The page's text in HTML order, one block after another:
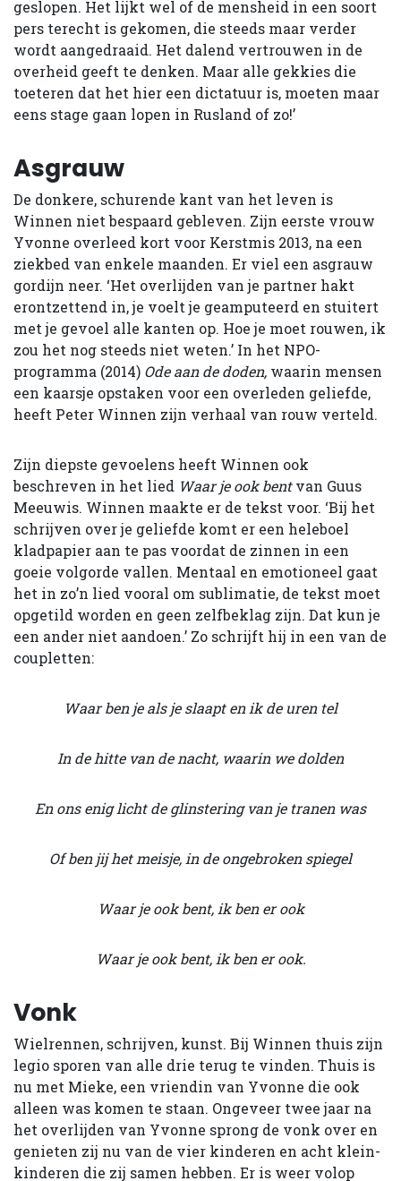
geslopen. Het lijkt wel of de mensheid in een soort
pers terecht is gekomen, die steeds maar verder
wordt aangedraaid. Het dalend vertrouwen in de
overheid geeft te denken. Maar alle gekkies die
toeteren dat het hier een dictatuur is, moeten maar
eens stage gaan lopen in Rusland of zo!’
Asgrauw
De donkere, schurende kant van het leven is
Winnen niet bespaard gebleven. Zijn eerste vrouw
Yvonne overleed kort voor Kerstmis 2013, na een
ziekbed van enkele maanden. Er viel een asgrauw
gordijn neer. ‘Het overlijden van je partner hakt
erontzettend in, je voelt je geamputeerd en stuitert
met je gevoel alle kanten op. Hoe je moet rouwen, ik
zou het nog steeds niet weten.’ In het NPO-
programma (2014) Ode aan de doden, waarin mensen
een kaarsje opstaken voor een overleden geliefde,
heeft Peter Winnen zijn verhaal van rouw verteld.
Zijn diepste gevoelens heeft Winnen ook
beschreven in het lied Waar je ook bentvan Guus
Meeuwis. Winnen maakte er de tekst voor. ‘Bij het
schrijven over je geliefde komt er een heleboel
kladpapier aan te pas voor­dat de zinnen in een
goeie volgorde vallen. Mentaal en emotioneel gaat
het in zo’n lied vooral om sublimatie, de tekst moet
opgetild worden en geen zelfbeklag zijn. Dat kun je
een ander niet aandoen.’ Zo schrijft hij in een van de
coupletten:
Waar ben je als je slaapt en ik de uren tel
In de hitte van de nacht, waarin we dolden
En ons enig licht de glinstering van je tranen was
Of ben jij het meisje, in de ongebroken spiegel
Waar je ook bent, ik ben er ook
Waar je ook bent, ik ben er ook.
Vonk
Wielrennen, schrijven, kunst. Bij Winnen thuis zijn
legio sporen van alle drie terug te vinden. Thuis is
nu met Mieke, een vriendin van Yvonne die ook
alleen was komen te staan. Ongeveer twee jaar na
het overlijden van Yvonne sprong de vonk over en
genieten zij nu van de vier kinderen en acht klein­
kinderen die zij samen hebben. Er is weer volop